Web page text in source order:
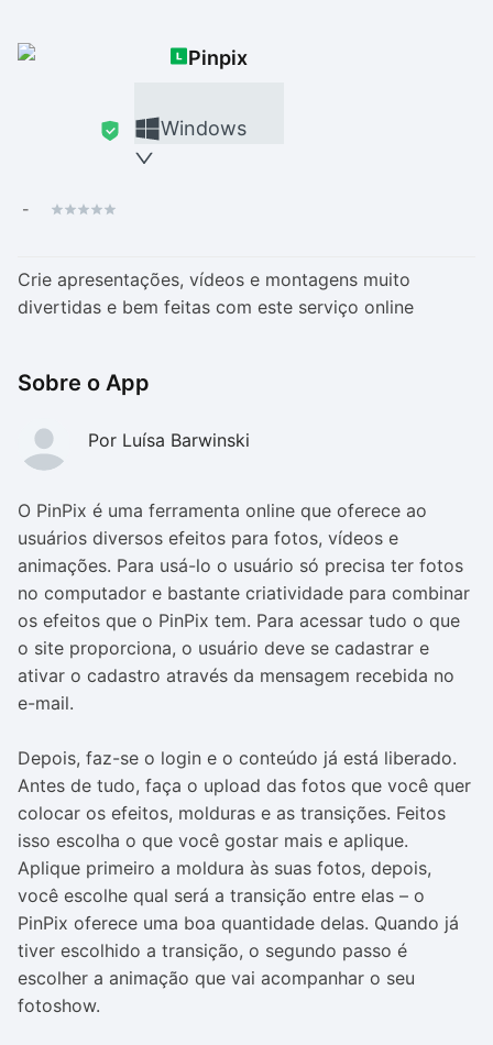
Pinpix
Windows
-
Crie apresentações, vídeos e montagens muito
divertidas e bem feitas com este serviço online
Sobre o App
Por Luísa Barwinski
O PinPix é uma ferramenta online que oferece ao
usuários diversos efeitos para fotos, vídeos e
animações. Para usá-lo o usuário só precisa ter fotos
no computador e bastante criatividade para combinar
os efeitos que o PinPix tem. Para acessar tudo o que
o site proporciona, o usuário deve se cadastrar e
ativar o cadastro através da mensagem recebida no
e-mail.
Depois, faz-se o login e o conteúdo já está liberado.
Antes de tudo, faça o upload das fotos que você quer
colocar os efeitos, molduras e as transições. Feitos
isso escolha o que você gostar mais e aplique.
Aplique primeiro a moldura às suas fotos, depois,
você escolhe qual será a transição entre elas – o
PinPix oferece uma boa quantidade delas. Quando já
tiver escolhido a transição, o segundo passo é
escolher a animação que vai acompanhar o seu
fotoshow.